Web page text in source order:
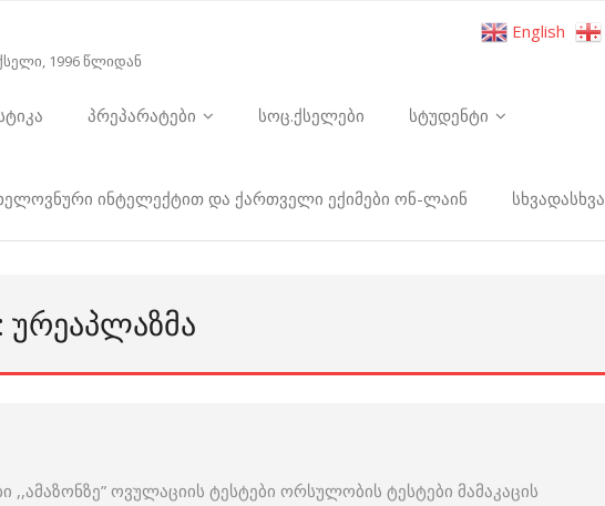
1996 წლიდან
პრეპარატები სოც.ქსელები სტუდენტი
ინტელექტით და ქართველი ექიმები ონ-ლაინ სხვადასხვა
ᲣᲠᲔᲐᲞᲚᲐᲖᲛᲐ
,,ამაზონზე” ოვულაციის ტესტები ორსულობის ტესტები მამაკაცის
English